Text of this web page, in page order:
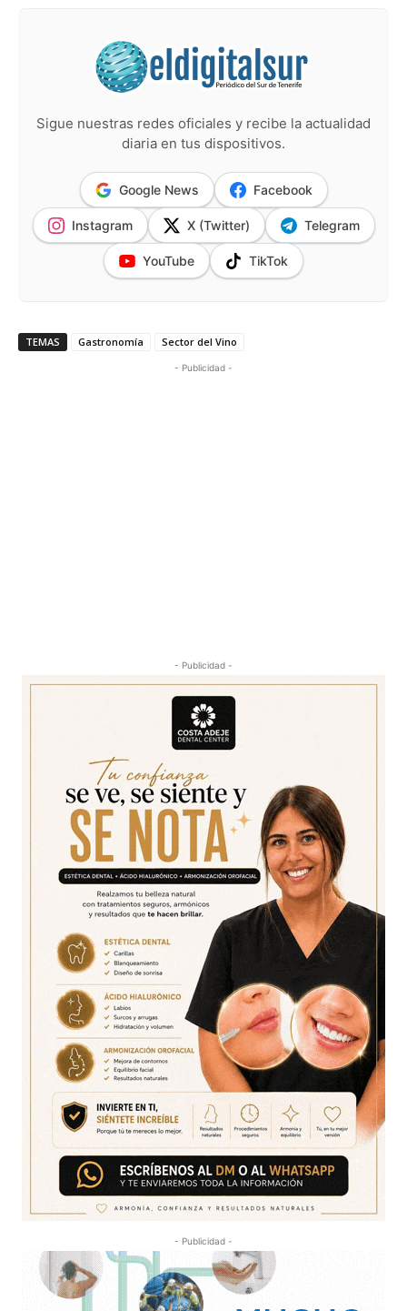
Sigue nuestras redes oficiales y recibe la actualidad
diaria en tus dispositivos.
Google News Facebook
Instagram X (Twitter) Telegram
YouTube TikTok
TEMAS Gastronomía Sector del Vino
- Publicidad -
- Publicidad -
- Publicidad -